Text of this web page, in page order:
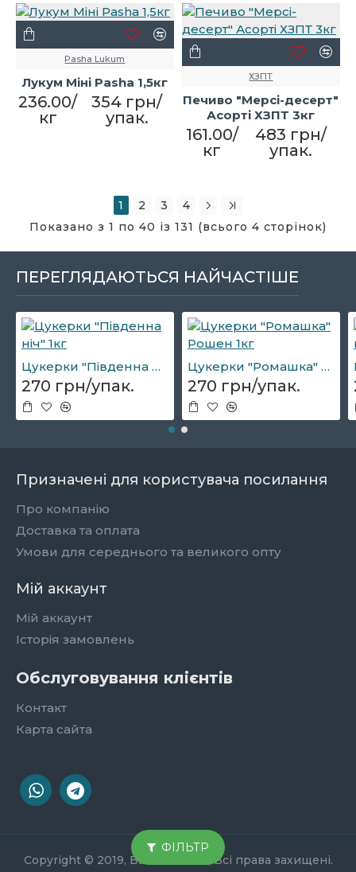
Pasha Lukum
Лукум Міні Pasha 1,5кг
236.00/
кг
354 грн/
упак.
ХЗПТ
Печиво "Мерсі-десерт"
Асорті ХЗПТ 3кг
161.00/
кг
483 грн/
упак.
1 2 3
4
Показано з 1 по 40 із 131 (всього 4 сторінок)
ПЕРЕГЛЯДАЮТЬСЯ НАЙЧАСТІШЕ
Цукерки "Південна ніч" 1кг
270 грн/упак.
Цукерки "Ромашка" Рошен 1кг
270 грн/упак.
Призначені для користувача посилання
Про компанію
Доставка та оплата
Умови для середнього та великого опту
Мій аккаунт
Мій аккаунт
Історія замовлень
Обслуговування клієнтів
Контакт
Карта сайта
Copyright © 2019, Ваш магазин, Всі права захищені.
ФІЛЬТР